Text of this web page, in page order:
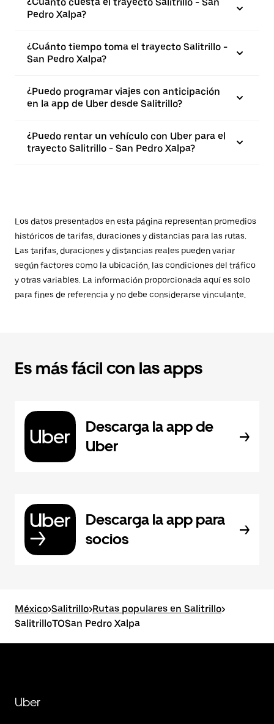
Pedro Xalpa?
¿Cuánto tiempo toma el trayecto Salitrillo -
San Pedro Xalpa?
¿Puedo programar viajes con anticipación
en la app de Uber desde Salitrillo?
¿Puedo rentar un vehículo con Uber para el
trayecto Salitrillo - San Pedro Xalpa?
Los datos presentados en esta página representan promedios
históricos de tarifas, duraciones y distancias para las rutas.
Las tarifas, duraciones y distancias reales pueden variar
según factores como la ubicación, las condiciones del tráfico
y otras variables. La información proporcionada aquí es solo
para fines de referencia y no debe considerarse vinculante.
Es más fácil con las apps
Descarga la app de
Uber
Descarga la app para
socios
México>Salitrillo>Rutas populares en Salitrillo>
SalitrilloTOSan Pedro Xalpa
Uber